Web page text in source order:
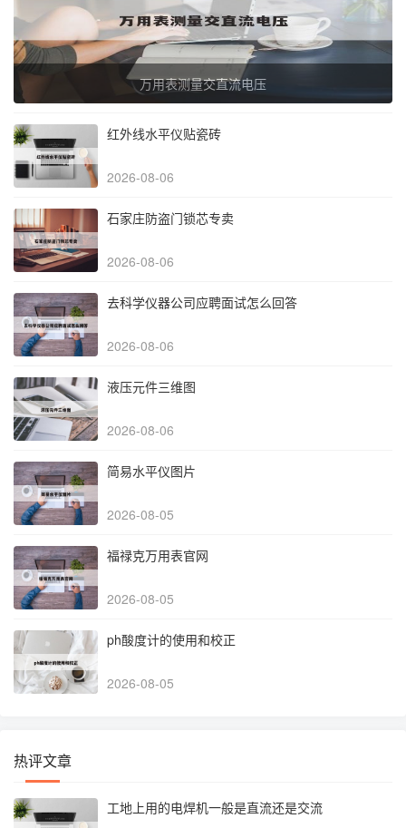
万用表测量交直流电压
红外线水平仪贴瓷砖
2026-08-06
石家庄防盗门锁芯专卖
2026-08-06
去科学仪器公司应聘面试怎么回答
2026-08-06
液压元件三维图
2026-08-06
简易水平仪图片
2026-08-05
福禄克万用表官网
2026-08-05
ph酸度计的使用和校正
2026-08-05
热评文章
工地上用的电焊机一般是直流还是交流